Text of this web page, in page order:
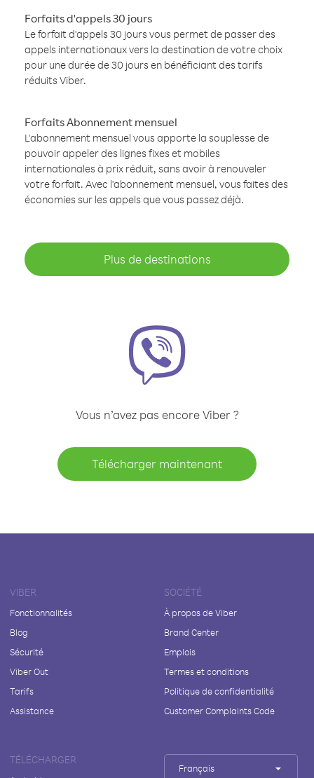
Forfaits d'appels 30 jours
Le forfait d'appels 30 jours vous permet de passer des
appels internationaux vers la destination de votre choix
pour une durée de 30 jours en bénéficiant des tarifs
réduits Viber.
Forfaits Abonnement mensuel
L'abonnement mensuel vous apporte la souplesse de
pouvoir appeler des lignes fixes et mobiles
internationales à prix réduit, sans avoir à renouveler
votre forfait. Avec l'abonnement mensuel, vous faites des
économies sur les appels que vous passez déjà.
Plus de destinations
Vous n’avez pas encore Viber ?
Télécharger maintenant
VIBER
Fonctionnalités
Blog
Sécurité
Viber Out
Tarifs
Assistance
SOCIÉTÉ
À propos de Viber
Brand Center
Emplois
Termes et conditions
Politique de confidentialité
Customer Complaints Code
TÉLÉCHARGER
Français